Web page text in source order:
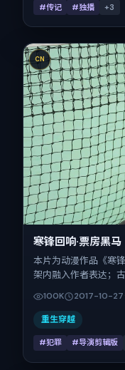
#传记 #独播 +3
CN
寒锋回响·票房黑马
本片为动漫作品《寒
架内融入作者表达；
主拍摄地与出品背景
映登记日 2017-10-
100K 2017-10-27
重生穿越
#犯罪 #导演剪辑版